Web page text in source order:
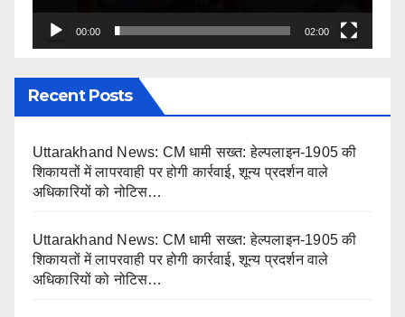
00:00 02:00
Recent Posts
Uttarakhand News: CM धामी सख्त: हेल्पलाइन-1905 की
शिकायतों में लापरवाही पर होगी कार्रवाई, शून्य प्रदर्शन वाले
अधिकारियों को नोटिस…
Uttarakhand News: CM धामी सख्त: हेल्पलाइन-1905 की
शिकायतों में लापरवाही पर होगी कार्रवाई, शून्य प्रदर्शन वाले
अधिकारियों को नोटिस…